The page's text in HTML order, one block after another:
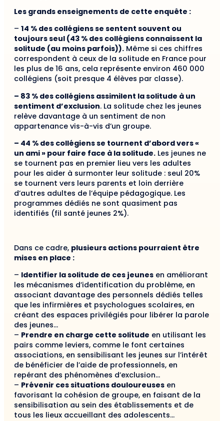
Les grands enseignements de cette enquête :
– 14 % des collégiens se sentent souvent ou
toujours seul (43 % des collégiens connaissent la
solitude (au moins parfois)). Même si ces chiffres
correspondent à ceux de la solitude en France pour
les plus de 16 ans, cela représente environ 460 000
collégiens (soit presque 4 élèves par classe).
– 83 % des collégiens assimilent la solitude à un
sentiment d’exclusion. La solitude chez les jeunes
relève davantage à un sentiment de non
appartenance vis-à-vis d’un groupe.
– 44 % des collégiens se tournent d’abord vers «
un ami » pour faire face à la solitude. Les jeunes ne
se tournent pas en premier lieu vers les adultes
pour les aider à surmonter leur solitude : seul 20%
se tournent vers leurs parents et loin derrière
d’autres adultes de l’équipe pédagogique. Les
programmes dédiés ne sont quasiment pas
identifiés (fil santé jeunes 2%).
Dans ce cadre, plusieurs actions pourraient être
mises en place :
– Identifier la solitude de ces jeunes en améliorant
les mécanismes d’identification du problème, en
associant davantage des personnels dédiés telles
que les infirmières et psychologues scolaires, en
créant des espaces privilégiés pour libérer la parole
des jeunes…
– Prendre en charge cette solitude en utilisant les
pairs comme leviers, comme le font certaines
associations, en sensibilisant les jeunes sur l’intérêt
de bénéficier de l’aide de professionnels, en
repérant des phénomènes d’exclusion…
– Prévenir ces situations douloureuses en
favorisant la cohésion de groupe, en faisant de la
sensibilisation au sein des établissements et de
tous les lieux accueillant des adolescents…